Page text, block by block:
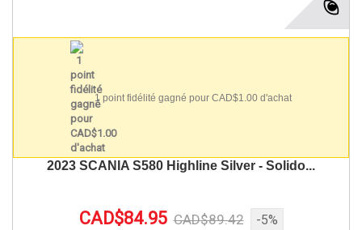
1 point fidélité gagné pour CAD$1.00 d'achat
2023 SCANIA S580 Highline Silver - Solido...
CAD$84.95 CAD$89.42 -5%